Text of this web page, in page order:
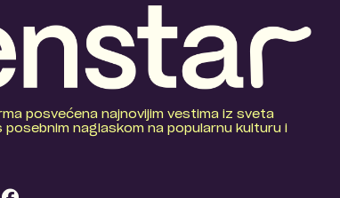
posvećena najnovijim vestima iz sveta
posebnim naglaskom na popularnu kulturu i